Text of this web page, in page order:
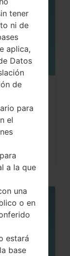
fábrica
06
tener
ni de
aplica,
Datos
de
para
el
a la que
una
o en
estará
base